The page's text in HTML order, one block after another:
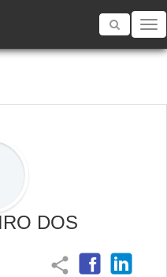
Toggle
DOS
share